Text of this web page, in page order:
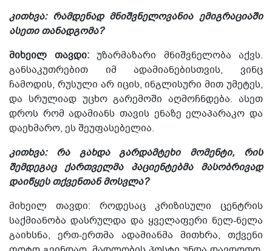
კითხვა: რამდენად მნიშვნელოვანია ემიგრაციაში
ასეთი თანადგომა?
მიხეილ თავდი:უზარმაზარი მნიშვნელობა აქვს.
განსაკუთრებით იმ ადამიანებისთვის, ვინც
ჩამოდის, რუსული არ იცის, ინგლისური მით უმეტეს,
და სრულიად უცხო გარემოში აღმოჩნდება. ასეთ
დროს რომ ადამიანს თავის ენაზე ელაპარაკო და
დაეხმარო, ეს შეუფასებელია.
კითხვა: რა გახდა გარდამტეხი მომენტი, რის
შემდეგაც ქართველმა პაციენტებმა მასობრივად
დაიწყეს თქვენთან მოსვლა?
მიხეილ თავდი: როდესაც კრიზისული ცენტრის
საქმიანობა დასრულდა და ყველაფერი ნელ-ნელა
გაიხსნა, ერთ-ერთმა ადამიანმა მითხრა, თქვენი